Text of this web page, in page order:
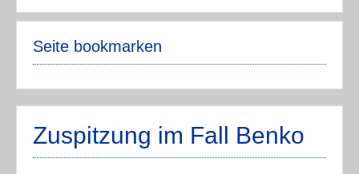
Seite bookmarken
Zuspitzung im Fall Benko